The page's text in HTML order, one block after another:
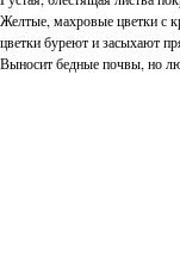
Желтые, махровые цветки с
цветки буреют и засыхают
Выносит бедные почвы, но